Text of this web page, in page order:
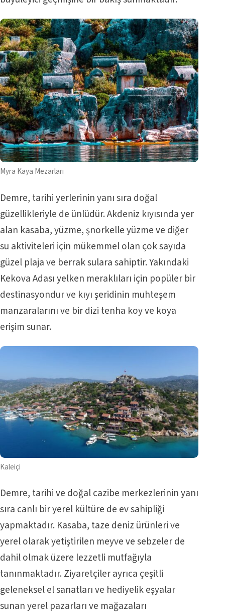
Myra Kaya Mezarları
Demre, tarihi yerlerinin yanı sıra doğal
güzellikleriyle de ünlüdür. Akdeniz kıyısında yer
alan kasaba, yüzme, şnorkelle yüzme ve diğer
su aktiviteleri için mükemmel olan çok sayıda
güzel plaja ve berrak sulara sahiptir. Yakındaki
Kekova Adası yelken meraklıları için popüler bir
destinasyondur ve kıyı şeridinin muhteşem
manzaralarını ve bir dizi tenha koy ve koya
erişim sunar.
Kaleiçi
Demre, tarihi ve doğal cazibe merkezlerinin yanı
sıra canlı bir yerel kültüre de ev sahipliği
yapmaktadır. Kasaba, taze deniz ürünleri ve
yerel olarak yetiştirilen meyve ve sebzeler de
dahil olmak üzere lezzetli mutfağıyla
tanınmaktadır. Ziyaretçiler ayrıca çeşitli
geleneksel el sanatları ve hediyelik eşyalar
sunan yerel pazarları ve mağazaları